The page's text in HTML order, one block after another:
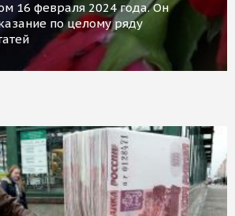
16 февраля 2024 года. Он
по целому ряду